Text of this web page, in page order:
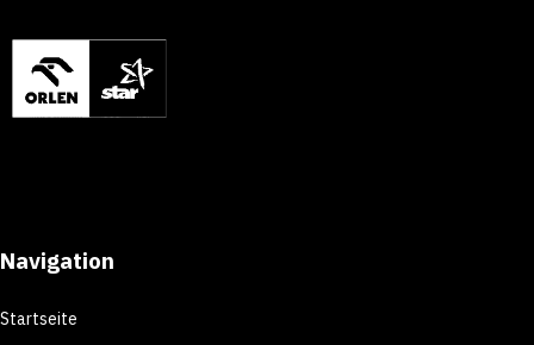
Navigation
Startseite